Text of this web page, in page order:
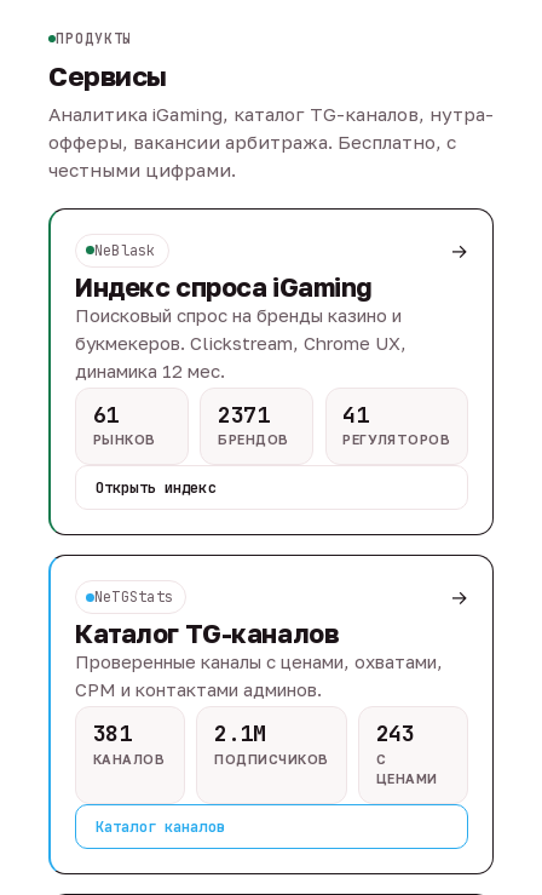
ПРОДУКТЫ
Сервисы
Аналитика iGaming, каталог TG-каналов, нутра-
офферы, вакансии арбитража. Бесплатно, с
честными цифрами.
NeBlask →
Индекс спроса iGaming
Поисковый спрос на бренды казино и
букмекеров. Clickstream, Chrome UX,
динамика 12 мес.
61
РЫНКОВ
2371
БРЕНДОВ
41
РЕГУЛЯТОРОВ
Открыть индекс
NeTGStats →
Каталог TG-каналов
Проверенные каналы с ценами, охватами,
CPM и контактами админов.
381
КАНАЛОВ
2.1M
ПОДПИСЧИКОВ
243
С
ЦЕНАМИ
Каталог каналов